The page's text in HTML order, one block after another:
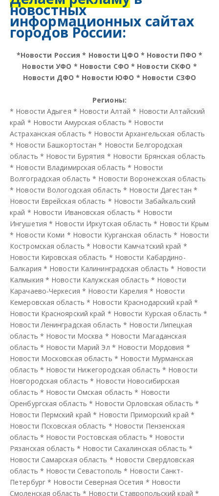
новостных
информационных сайтах
городов России:
*Новости Россия * Новости ЦФО * Новости ПФО *
Новости УФО * Новости СФО * Новости СКФО *
Новости ДФО * Новости ЮФО * Новости СЗФО
Регионы:
* Новости Адыгея * Новости Алтай * Новости Алтайский
край * Новости Амурская область * Новости
Астраханская область * Новости Архангельская область
* Новости Башкортостан * Новости Белгородская
область * Новости Бурятия * Новости Брянская область
* Новости Владимирская область * Новости
Волгоградская область * Новости Воронежская область
* Новости Вологодская область * Новости Дагестан *
Новости Еврейская область * Новости Забайкальский
край * Новости Ивановская область * Новости
Ингушетия * Новости Иркутская область * Новости Крым
* Новости Коми * Новости Курганская область * Новости
Костромская область * Новости Камчатский край *
Новости Кировская область * Новости Кабардино-
Балкария * Новости Калининградская область * Новости
Калмыкия * Новости Калужская область * Новости
Карачаево-Черкесия * Новости Карелия * Новости
Кемеровская область * Новости Краснодарский край *
Новости Красноярский край * Новости Курская область *
Новости Ленинградская область * Новости Липецкая
область * Новости Москва * Новости Магаданская
область * Новости Марий Эл * Новости Мордовия *
Новости Московская область * Новости Мурманская
область * Новости Нижегородская область * Новости
Новгородская область * Новости Новосибирская
область * Новости Омская область * Новости
Оренбургская область * Новости Орловская область *
Новости Пермский край * Новости Приморский край *
Новости Псковская область * Новости Пензенская
область * Новости Ростовская область * Новости
Рязанская область * Новости Сахалинская область *
Новости Самарская область * Новости Свердловская
область * Новости Севастополь * Новости Санкт-
Петербург* Новости Северная Осетия * Новости
Смоленская область * Новости Ставропольский край *